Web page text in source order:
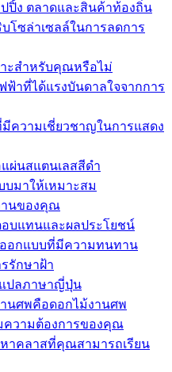
ปิ้ง ตลาดและสินค้าท้องถิ่น
โซล่าเซลล์ในการลดการ
าะสำหรับคุณหรือไม่
ฟ้าที่ได้แรงบันดาลใจจากการ
ความเชี่ยวชาญในการแสดง
ผ่นสแตนเลสสีดำ
บมาให้เหมาะสม
านของคุณ
บแทนและผลประโยชน์
ออกแบบที่มีความทนทาน
รักษาฝ้า
ปลภาษาญี่ปุ่น
นศพคือดอกไม้งานศพ
ความต้องการของคุณ
าคลาสที่คุณสามารถเรียน